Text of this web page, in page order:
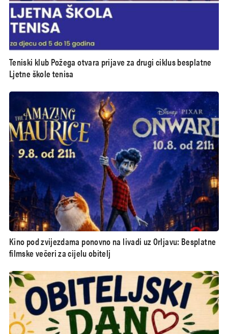
Teniski klub Požega otvara prijave za drugi ciklus besplatne
Ljetne škole tenisa
Kino pod zvijezdama ponovno na livadi uz Orljavu: Besplatne
filmske večeri za cijelu obitelj